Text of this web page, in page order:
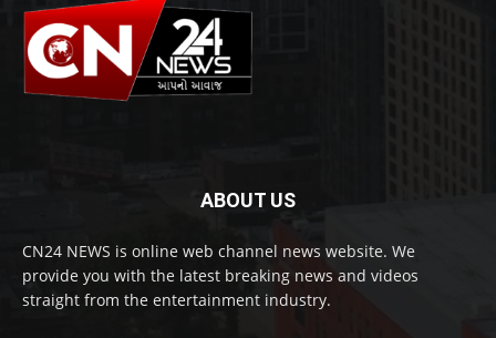
ABOUT US
CN24 NEWS is online web channel news website. We
provide you with the latest breaking news and videos
straight from the entertainment industry.